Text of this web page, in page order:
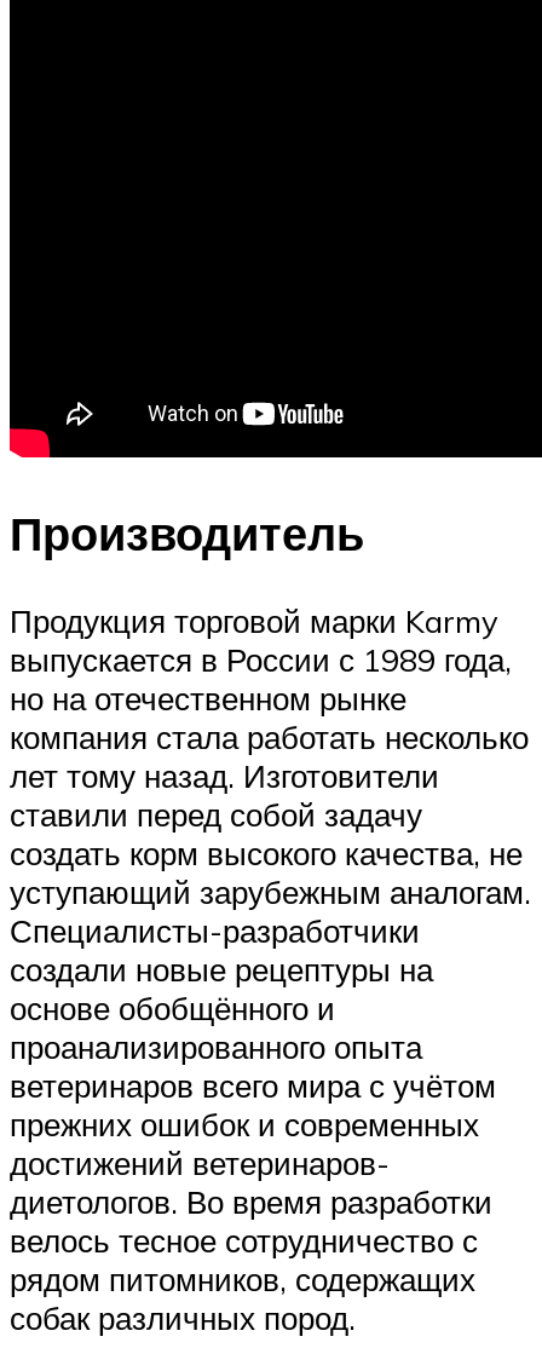
Производитель
Продукция торговой марки Karmy
выпускается в России с 1989 года,
но на отечественном рынке
компания стала работать несколько
лет тому назад. Изготовители
ставили перед собой задачу
создать корм высокого качества, не
уступающий зарубежным аналогам.
Специалисты-разработчики
создали новые рецептуры на
основе обобщённого и
проанализированного опыта
ветеринаров всего мира с учётом
прежних ошибок и современных
достижений ветеринаров-
диетологов. Во время разработки
велось тесное сотрудничество с
рядом питомников, содержащих
собак различных пород.